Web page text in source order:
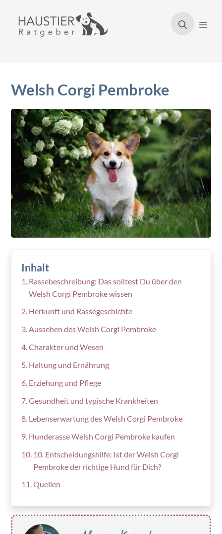
Inhalt
springen
Welsh Corgi Pembroke
Inhalt
Rassebeschreibung: Das solltest Du über den
Welsh Corgi Pembroke wissen
Herkunft und Rassegeschichte
Aussehen des Welsh Corgi Pembroke
Charakter und Wesen
Haltung und Ernährung
Erziehung und Pflege
Gesundheit und typische Krankheiten
Lebenserwartung des Welsh Corgi Pembroke
Hunderasse Welsh Corgi Pembroke kaufen
10. Entscheidungshilfe: Ist der Welsh Corgi
Pembroke der richtige Hund für Dich?
Quellen